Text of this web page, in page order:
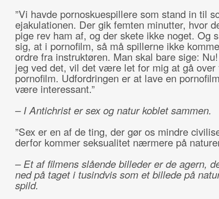
”Vi havde pornoskuespillere som stand in til
ejakulationen. Der gik femten minutter, hvor
pige rev ham af, og der skete ikke noget. Og
sig, at i pornofilm, så må spillerne ikke
ordre fra instruktøren. Man skal bare sige:
jeg ved det, vil det være let for mig at gå over
pornofilm. Udfordringen er at lave en
være interessant.”
– I Antichrist er sex og natur koblet sammen.
”Sex er en af de ting, der gør os mindre
derfor kommer seksualitet nærmere på
– Et af filmens slående billeder er de agern,
ned på taget i tusindvis som et billede på
spild.